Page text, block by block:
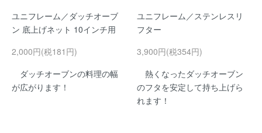
ユニフレーム／ダッチオーブ
ン 底上げネット 10インチ用
2,000円(税181円)
ダッチオーブンの料理の幅
が広がります！
ユニフレーム／ステンレスリ
フター
3,900円(税354円)
熱くなったダッチオーブン
のフタを安定して持ち上げら
れます！